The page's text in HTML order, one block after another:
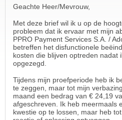
Geachte Heer/Mevrouw,
Met deze brief wil ik u op de
probleem dat ik ervaar met mijn
PPRO Payment Services S.A. /
betreffen het disfunctionele
kosten die blijven optreden nadat
opgezegd.
Tijdens mijn proefperiode heb ik
te zeggen, maar tot mijn
maand een bedrag van € 24,19
afgeschreven. Ik heb meermaals
kwestie op te lossen, maar heb